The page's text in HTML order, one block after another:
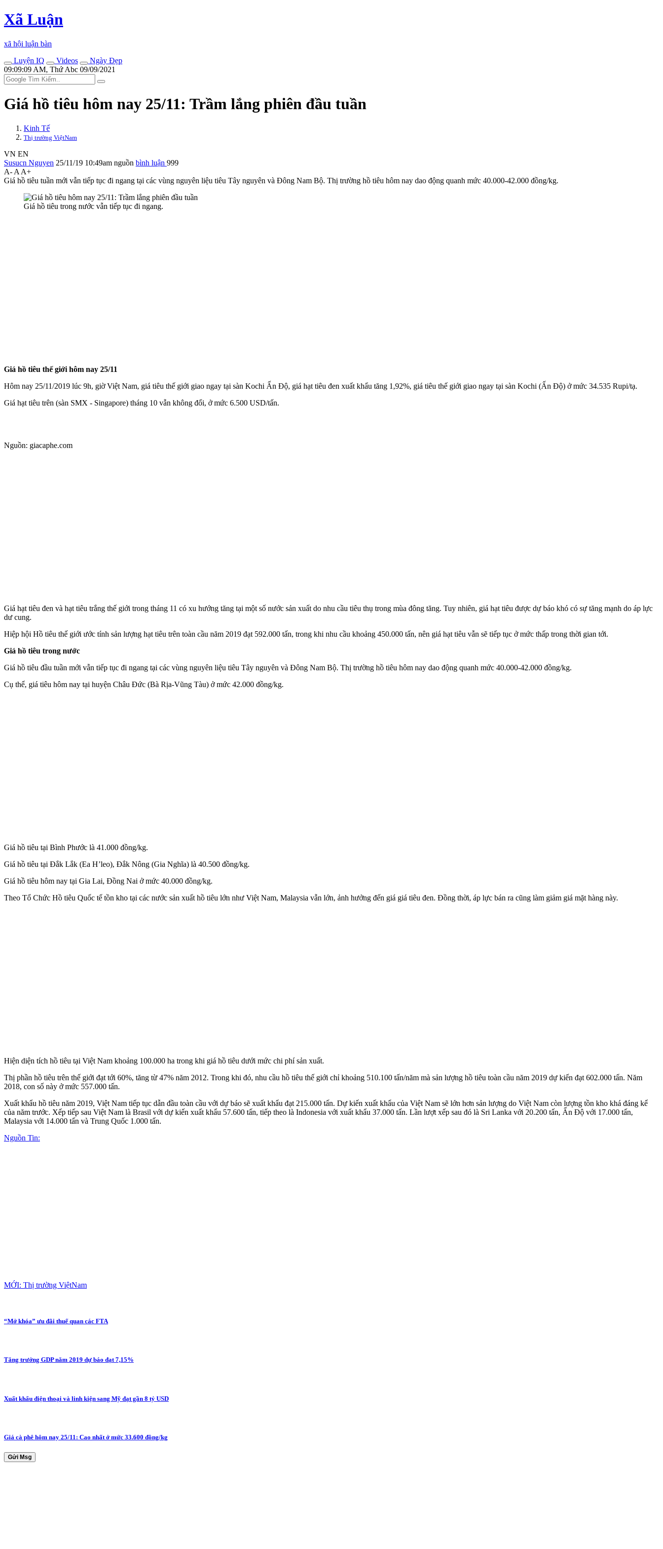
Xã Luận
xã hội luận bàn
Luyện IQ
Videos
Ngày Đẹp
09:09:09 AM, Thứ Abc 09/09/2021
Giá hồ tiêu hôm nay 25/11: Trầm lắng phiên đầu tuần
Kinh Tế
Thị trường ViệtNam
VN EN
Susucn Nguyen 25/11/19 10:49am nguồn bình luận 999
A- A A+
Giá hồ tiêu tuần mới vẫn tiếp tục đi ngang tại các vùng nguyên liệu tiêu Tây nguyên và Đông Nam Bộ. Thị trường hồ tiêu hôm nay dao động quanh mức 40.000-42.000 đồng/kg.
Giá hồ tiêu trong nước vẫn tiếp tục đi ngang.
Giá hồ tiêu thế giới hôm nay 25/11
Hôm nay 25/11/2019 lúc 9h, giờ Việt Nam, giá tiêu thế giới giao ngay tại sàn Kochi Ấn Độ, giá hạt tiêu đen xuất khẩu tăng 1,92%, giá tiêu thế giới giao ngay tại sàn Kochi (Ấn Độ) ở mức 34.535 Rupi/tạ.
Giá hạt tiêu trên (sàn SMX - Singapore) tháng 10 vẫn không đổi, ở mức 6.500 USD/tấn.
Nguồn: giacaphe.com
Giá hạt tiêu đen và hạt tiêu trắng thế giới trong tháng 11 có xu hướng tăng tại một số nước sản xuất do nhu cầu tiêu thụ trong mùa đông tăng. Tuy nhiên, giá hạt tiêu được dự báo khó có sự tăng mạnh do áp lực
dư cung.
Hiệp hội Hồ tiêu thế giới ước tính sản lượng hạt tiêu trên toàn cầu năm 2019 đạt 592.000 tấn, trong khi nhu cầu khoảng 450.000 tấn, nên giá hạt tiêu vẫn sẽ tiếp tục ở mức thấp trong thời gian tới.
Giá hồ tiêu trong nước
Giá hồ tiêu đầu tuần mới vẫn tiếp tục đi ngang tại các vùng nguyên liệu tiêu Tây nguyên và Đông Nam Bộ. Thị trường hồ tiêu hôm nay dao động quanh mức 40.000-42.000 đồng/kg.
Cụ thể, giá tiêu hôm nay tại huyện Châu Đức (Bà Rịa-Vũng Tàu) ở mức 42.000 đồng/kg.
Giá hồ tiêu tại Bình Phước là 41.000 đồng/kg.
Giá hồ tiêu tại Đắk Lắk (Ea H’leo), Đắk Nông (Gia Nghĩa) là 40.500 đồng/kg.
Giá hồ tiêu hôm nay tại Gia Lai, Đồng Nai ở mức 40.000 đồng/kg.
Theo Tổ Chức Hồ tiêu Quốc tế tồn kho tại các nước sản xuất hồ tiêu lớn như Việt Nam, Malaysia vẫn lớn, ảnh hưởng đến giá giá tiêu đen. Đồng thời, áp lực bán ra cũng làm giảm giá mặt hàng này.
Hiện diện tích hồ tiêu tại Việt Nam khoảng 100.000 ha trong khi giá hồ tiêu dưới mức chi phí sản xuất.
Thị phần hồ tiêu trên thế giới đạt tới 60%, tăng từ 47% năm 2012. Trong khi đó, nhu cầu hồ tiêu thế giới chỉ khoảng 510.100 tấn/năm mà sản lượng hồ tiêu toàn cầu năm 2019 dự kiến đạt 602.000 tấn. Năm
2018, con số này ở mức 557.000 tấn.
Xuất khẩu hồ tiêu năm 2019, Việt Nam tiếp tục dẫn đầu toàn cầu với dự báo sẽ xuất khẩu đạt 215.000 tấn. Dự kiến xuất khẩu của Việt Nam sẽ lớn hơn sản lượng do Việt Nam còn lượng tồn kho khá đáng kể
của năm trước. Xếp tiếp sau Việt Nam là Brasil với dự kiến xuất khẩu 57.600 tấn, tiếp theo là Indonesia với xuất khẩu 37.000 tấn. Lần lượt xếp sau đó là Sri Lanka với 20.200 tấn, Ấn Độ với 17.000 tấn,
Malaysia với 14.000 tấn và Trung Quốc 1.000 tấn.
Nguồn Tin:
MỚI: Thị trường ViệtNam
“Mở khóa” ưu đãi thuế quan các FTA
Tăng trưởng GDP năm 2019 dự báo đạt 7,15%
Xuất khẩu điện thoại và linh kiện sang Mỹ đạt gần 8 tỷ USD
Giá cà phê hôm nay 25/11: Cao nhất ở mức 33.600 đồng/kg
Gửi Msg